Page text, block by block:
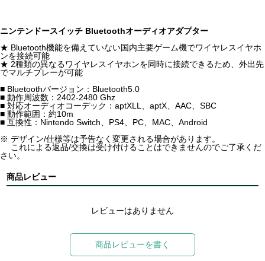
ニンテンドースイッチ Bluetoothオーディオアダプター
★ Bluetooth機能を備えていない国内主要ゲーム機でワイヤレスイヤホ
ンを接続可能
★ 2種類の異なるワイヤレスイヤホンを同時に接続できるため、外出先
でマルチプレーが可能
■ Bluetoothバージョン：Bluetooth5.0
■ 動作周波数：2402-2480 Ghz
■ 対応オーディオコーデック：aptXLL、aptX、AAC、SBC
■ 動作範囲：約10m
■ 互換性：Nintendo Switch、PS4、PC、MAC、Android
※ デザイン/仕様等は予告なく変更される場合があります。
これによる返品/交換は受け付けることはできませんのでご了承くだ
さい。
商品レビュー
レビューはありません
商品レビューを書く